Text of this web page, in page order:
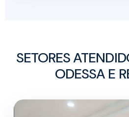
SETORES
ODESSA E